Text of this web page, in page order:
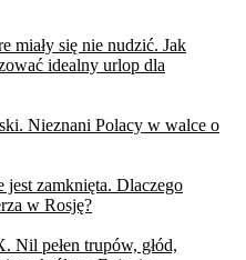
miały się nie nudzić. Jak
idealny urlop dla
Nieznani Polacy w walce o
zamknięta. Dlaczego
w Rosję?
Nil pełen trupów, głód,